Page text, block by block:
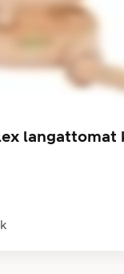
langattomat